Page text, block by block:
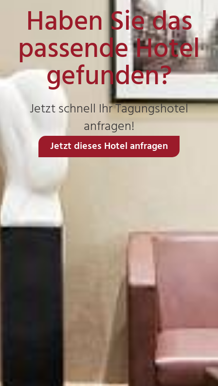
Haben Sie das
passende Hotel
gefunden?
Jetzt schnell Ihr Tagungshotel
anfragen!
Jetzt dieses Hotel anfragen